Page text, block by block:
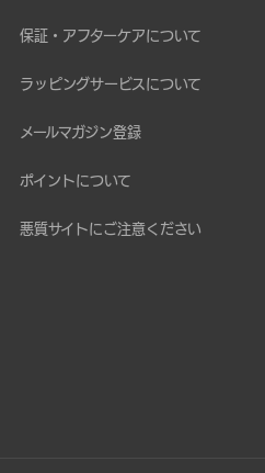
保証・アフターケアについて
ラッピングサービスについて
メールマガジン登録
ポイントについて
悪質サイトにご注意ください